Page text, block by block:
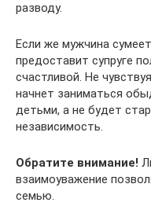
разводу.
Если же мужчина
предоставит супруге
счастливой. Не
начнет заниматься
детьми, а не будет
независимость.
Обратите внимание!
взаимоуважение
семью.